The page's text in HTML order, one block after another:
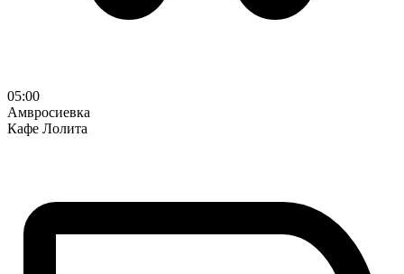
05:00
Амвросиевка
Кафе Лолита